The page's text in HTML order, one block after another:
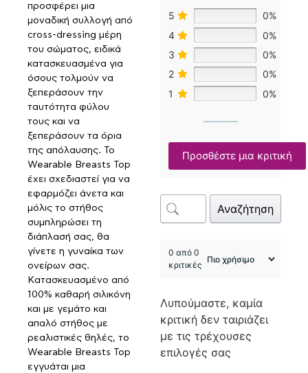
5
0%
4
0%
3
0%
2
0%
1
0%
Προσθέστε μια κριτική
Αναζήτηση
0 από 0
κριτικές
Λυπούμαστε, καμία
κριτική δεν ταιριάζει
με τις τρέχουσες
επιλογές σας
προσφέρει μια
μοναδική συλλογή από
cross-dressing μέρη
του σώματος, ειδικά
κατασκευασμένα για
όσους τολμούν να
ξεπεράσουν την
ταυτότητα φύλου
τους και να
ξεπεράσουν τα όρια
της απόλαυσης. Το
Wearable Breasts Top
έχει σχεδιαστεί για να
εφαρμόζει άνετα και
μόλις το στήθος
συμπληρώσει τη
διάπλασή σας, θα
γίνετε η γυναίκα των
ονείρων σας.
Κατασκευασμένο από
100% καθαρή σιλικόνη
και με γεμάτο και
απαλό στήθος με
ρεαλιστικές θηλές, το
Wearable Breasts Top
εγγυάται μια